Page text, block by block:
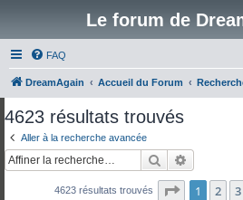
Le forum de
FAQ
DreamAgain Accueil du Forum
4623 résultats trouvés
Aller à la recherche avancée
Rechercher
4623 résultats trouvés Page 1sur
1 2 3